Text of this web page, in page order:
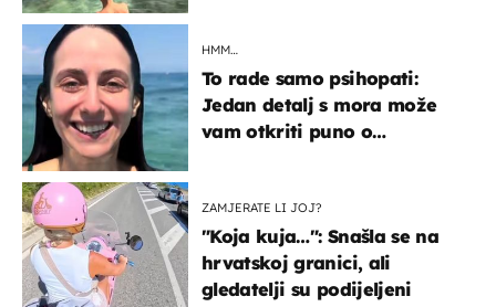
HMM…
To rade samo psihopati:
Jedan detalj s mora može
vam otkriti puno o
ZAMJERATE LI JOJ?
"Koja kuja…": Snašla se na
hrvatskoj granici, ali
gledatelji su podijeljeni